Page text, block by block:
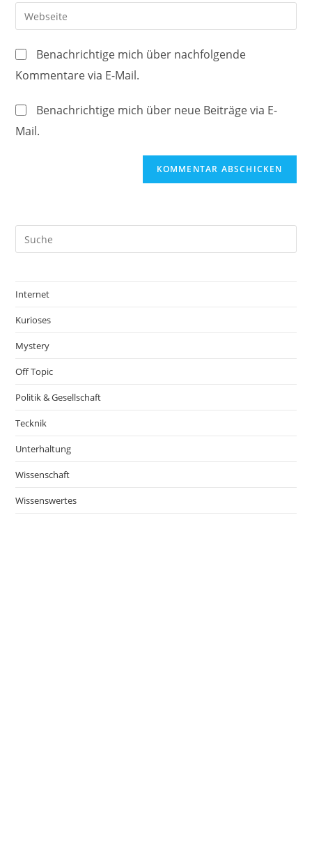
zum
ein
E-
Mail-
zum
Kommentieren
Gib
deine
Website-
URL
ein
Benachrichtige mich über nachfolgende
Kommentare via E-Mail.
Benachrichtige mich über neue Beiträge via E-
Mail.
Internet
Kurioses
Mystery
Off Topic
Politik & Gesellschaft
Tecknik
Unterhaltung
Wissenschaft
Wissenswertes